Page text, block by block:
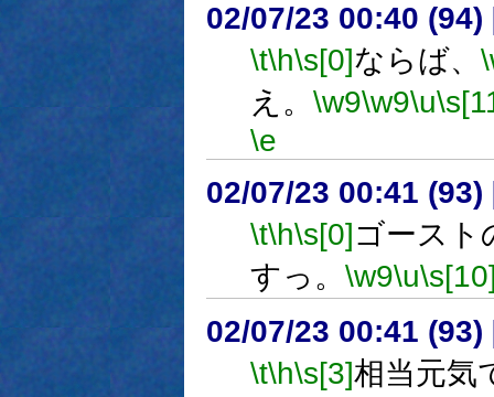
02/07/23 00:40 (94)
\t\h\s[0]ならば、
え。 \w9\w9\u
\e
02/07/23 00:41 (93)
\t\h\s[0]ゴース
すっ。 \w9\u
02/07/23 00:41 (93)
\t\h\s[3]相当元